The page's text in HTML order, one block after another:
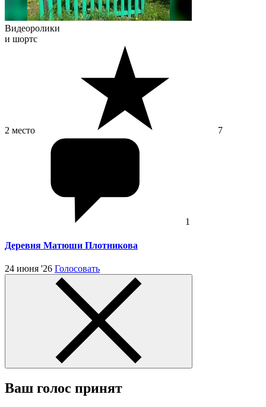
Видеоролики
и шортс
2 место 7
1
Деревня Матюши Плотникова
24 июня '26 Голосовать
Ваш голос принят